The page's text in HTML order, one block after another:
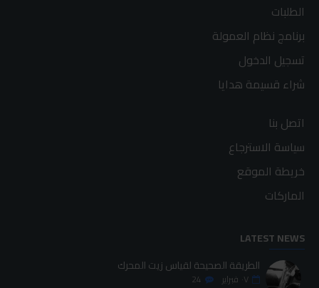
الطلبات
برنامج نظام العمولة
تسجيل الدخول
شراء قسيمة هدايا
اتصل بنا
سياسة الاسترجاع
خريطة الموقع
الماركات
LATEST NEWS
الطريقة الصحيحة لقياس زيت المحرك
٠٧ فبراير 24